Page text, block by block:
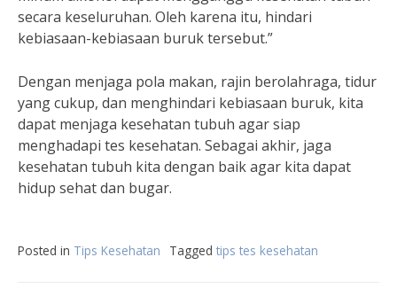
secara keseluruhan. Oleh karena itu, hindari
kebiasaan-kebiasaan buruk tersebut.”
Dengan menjaga pola makan, rajin berolahraga, tidur
yang cukup, dan menghindari kebiasaan buruk, kita
dapat menjaga kesehatan tubuh agar siap
menghadapi tes kesehatan. Sebagai akhir, jaga
kesehatan tubuh kita dengan baik agar kita dapat
hidup sehat dan bugar.
Posted in Tips Kesehatan Tagged tips tes kesehatan